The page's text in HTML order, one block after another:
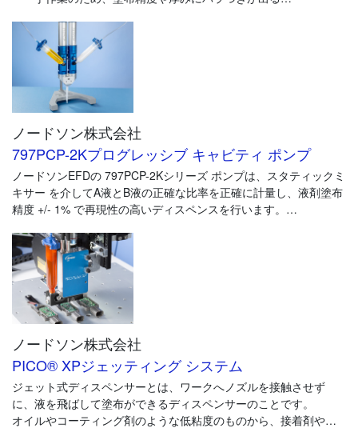
・自動化を進めたいが具体的な導入方法がわからない
・微細な塗布を行いたいが、現状では対応できない
・屋外で利用する基板へのコーティングの発注が増えて、重要
性がどんどん増している
・製造する製品により基板へのコーティングの種類が変わり自
動化できない
ノードソンのコンフォーマルコーティング自動化技術が解決しま
す！
ノードソンの基板へのコンフォーマルコーティングは、塗布技
術、対応可能な種類、導入や運用のサポートまでグローバルでの
経験やノウハウをもとに高いレベルでご提供いたします。
ノードソン株式会社
797PCP-2Kプログレッシブ キャビティ ポンプ
ノードソンEFDの 797PCP-2Kシリーズ ポンプは、スタティックミ
キサー を介してA液とB液の正確な比率を正確に計量し、液剤塗布
精度 +/- 1% で再現性の高いディスペンスを行います。
液剤例)アクリル、エポキシ、RTV、シリコーン、ウレタンなど
ノードソン株式会社
PICO® XPジェッティング システム
ジェット式ディスペンサーとは、ワークへノズルを接触させず
に、液を飛ばして塗布ができるディスペンサーのことです。
オイルやコーティング剤のような低粘度のものから、接着剤やグ